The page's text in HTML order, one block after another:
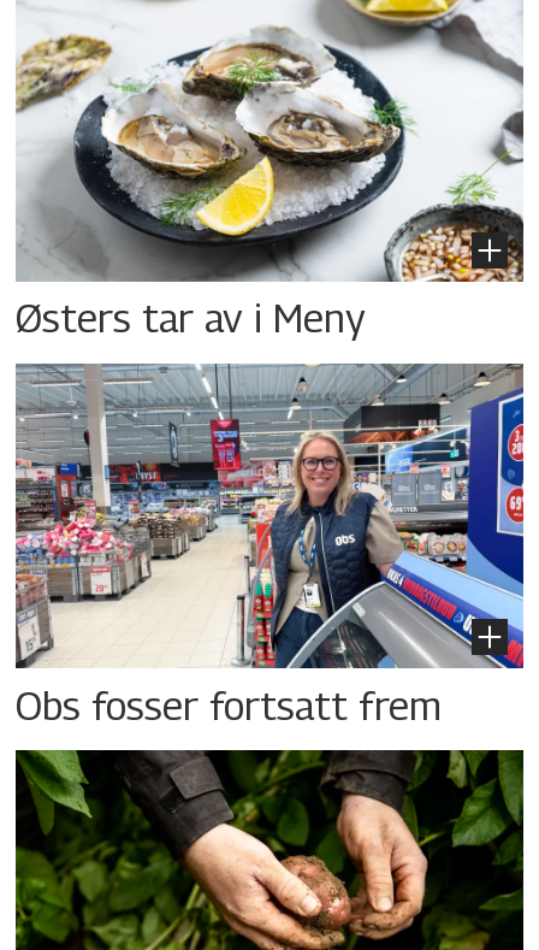
Østers tar av i Meny
Obs fosser fortsatt frem